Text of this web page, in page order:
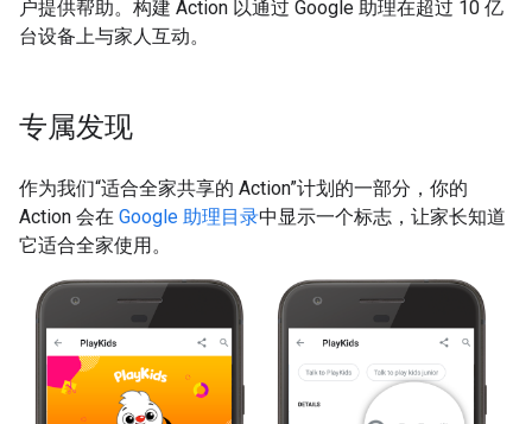
户提供帮助。构建 Action 以通过 Google 助理在超过 10 亿
台设备上与家人互动。
专属发现
作为我们“适合全家共享的 Action”计划的一部分，你的
Action 会在 Google 助理目录中显示一个标志，让家长知道
它适合全家使用。